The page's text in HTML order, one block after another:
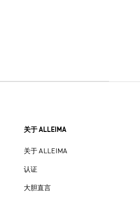
关于 ALLEIMA
关于 ALLEIMA
认证
大胆直言